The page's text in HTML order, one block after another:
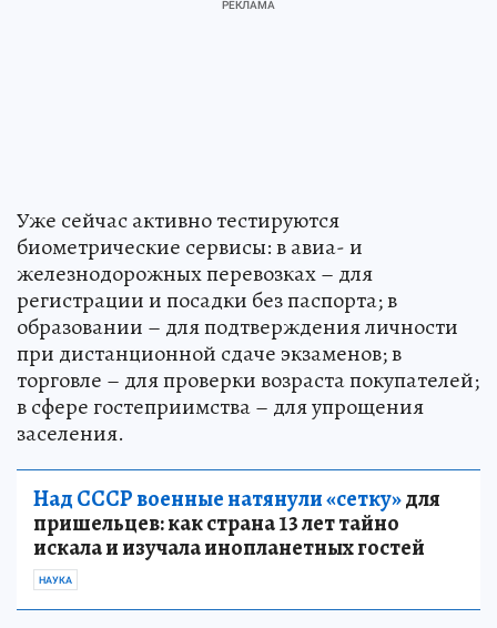
Уже сейчас активно тестируются
биометрические сервисы: в авиа- и
железнодорожных перевозках – для
регистрации и посадки без паспорта; в
образовании – для подтверждения личности
при дистанционной сдаче экзаменов; в
торговле – для проверки возраста покупателей;
в сфере гостеприимства – для упрощения
заселения.
Над СССР военные натянули «сетку»для
пришельцев: как страна 13 лет тайно
искала и изучала инопланетных гостей
НАУКА